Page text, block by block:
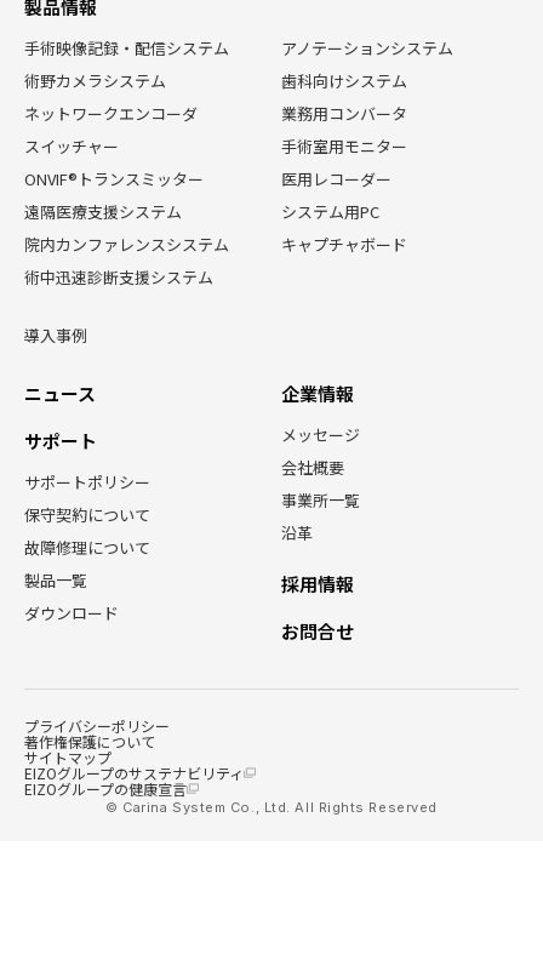
製品情報
手術映像記録・配信システム
術野カメラシステム
ネットワークエンコーダ
スイッチャー
ONVIF®トランスミッター
遠隔医療支援システム
院内カンファレンスシステム
術中迅速診断支援システム
導入事例
アノテーションシステム
歯科向けシステム
業務用コンバータ
手術室用モニター
医用レコーダー
システム用PC
キャプチャボード
ニュース
サポート
サポートポリシー
保守契約について
故障修理について
製品一覧
ダウンロード
企業情報
メッセージ
会社概要
事業所一覧
沿革
採用情報
お問合せ
プライバシーポリシー
著作権保護について
サイトマップ
EIZOグループのサステナビリティ
EIZOグループの健康宣言
© Carina System Co., Ltd. All Rights Reserved